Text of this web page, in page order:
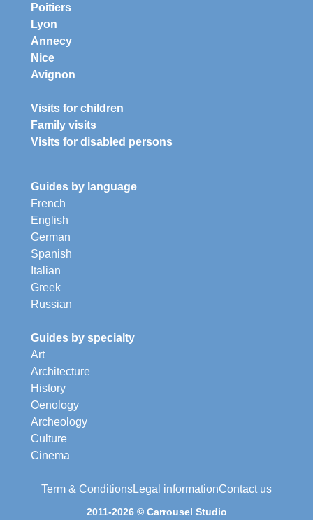
Poitiers
Lyon
Annecy
Nice
Avignon
Visits for children
Family visits
Visits for disabled persons
Guides by language
French
English
German
Spanish
Italian
Greek
Russian
Guides by specialty
Art
Architecture
History
Oenology
Archeology
Culture
Cinema
Term & ConditionsLegal informationContact us
2011-2026 © Carrousel Studio